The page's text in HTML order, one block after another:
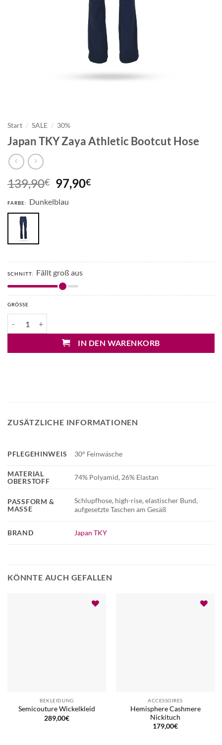
Start / SALE / 30%
Japan TKY Zaya Athletic Bootcut Hose
139,90€ Ursprünglicher
Preis
war:
97,90€Aktueller
FARBE: Dunkelblau
SCHNITT: Fällt groß aus
GRÖSSE
IN DEN WARENKORB
ZUSÄTZLICHE INFORMATIONEN
BRAND Japan TKY
PFLEGEHINWEIS 30° Feinwäsche
MATERIAL
OBERSTOFF
74% Polyamid, 26% Elastan
PASSFORM &
MASSE
Schlupfhose, high-rise, elastischer Bund,
aufgesetzte Taschen am Gesäß
KÖNNTE AUCH GEFALLEN
BEKLEIDUNG
Semicouture Wickelkleid
289,00€
ACCESSOIRES
Hemisphere Cashmere
Nickituch
179,00€